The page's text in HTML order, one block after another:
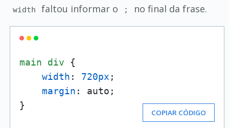
width faltou informar o ; no final da frase.
main div {
width : 720px ;
margin : auto;
}
COPIAR CÓDIGO